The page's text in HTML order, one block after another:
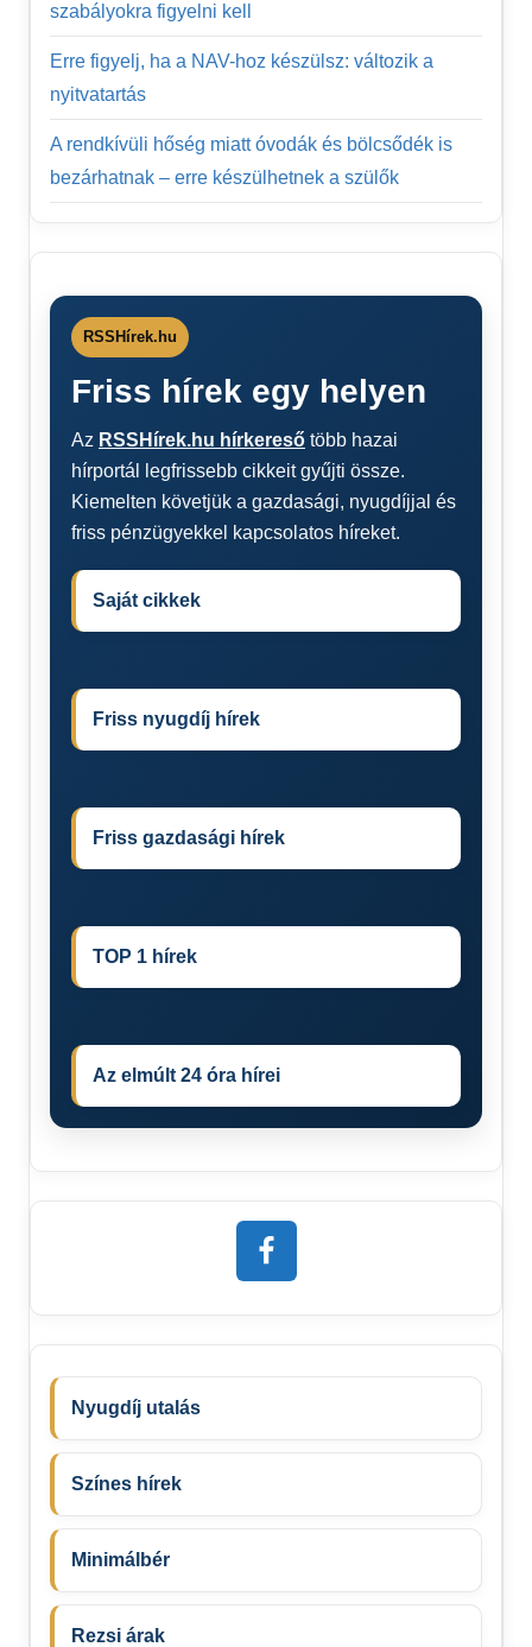
szabályokra figyelni kell
Erre figyelj, ha a NAV-hoz készülsz: változik a
nyitvatartás
A rendkívüli hőség miatt óvodák és bölcsődék is
bezárhatnak – erre készülhetnek a szülők
RSSHírek.hu
Friss hírek egy helyen
Az RSSHírek.hu hírkereső több hazai
hírportál legfrissebb cikkeit gyűjti össze.
Kiemelten követjük a gazdasági, nyugdíjjal és
friss pénzügyekkel kapcsolatos híreket.
Saját cikkek
Friss nyugdíj hírek
Friss gazdasági hírek
TOP 1 hírek
Az elmúlt 24 óra hírei
Nyugdíj utalás
Színes hírek
Minimálbér
Rezsi árak